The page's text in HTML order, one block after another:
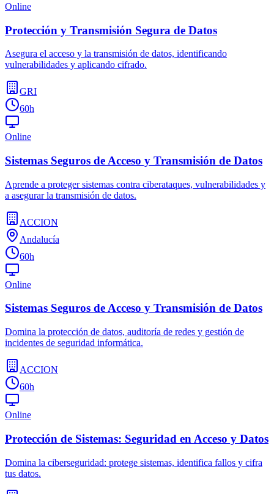
Online
Protección y Transmisión Segura de Datos
Asegura el acceso y la transmisión de datos, identificando
vulnerabilidades y aplicando cifrado.
GRI
60h
Online
Sistemas Seguros de Acceso y Transmisión de Datos
Aprende a proteger sistemas contra ciberataques, vulnerabilidades y
a asegurar la transmisión de datos.
ACCION
Andalucía
60h
Online
Sistemas Seguros de Acceso y Transmisión de Datos
Domina la protección de datos, auditoría de redes y gestión de
incidentes de seguridad informática.
ACCION
60h
Online
Protección de Sistemas: Seguridad en Acceso y Datos
Domina la ciberseguridad: protege sistemas, identifica fallos y cifra
tus datos.